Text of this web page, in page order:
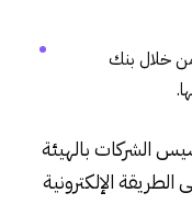
من خلال بنك
الشركات بالهيئة
الطريقة الإلكترونية